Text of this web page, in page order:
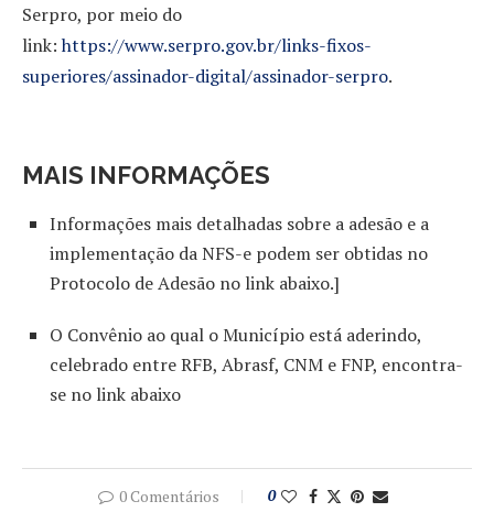
Serpro, por meio do
link:https://www.serpro.gov.br/links-fixos-
superiores/assinador-digital/assinador-serpro.
MAIS INFORMAÇÕES
Informações mais detalhadas sobre a adesão e a
implementação da NFS-e podem ser obtidas no
Protocolo de Adesão no link abaixo.]
O Convênio ao qual o Município está aderindo,
celebrado entre RFB, Abrasf, CNM e FNP, encontra-
se no link abaixo
0 Comentários 0